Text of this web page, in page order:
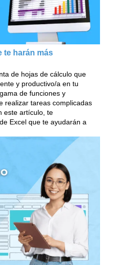
te harán más
de hojas de cálculo que
y productivo/a en tu
de funciones y
realizar tareas complicadas
este artículo, te
Excel que te ayudarán a